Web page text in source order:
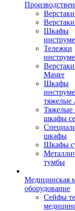
Шкафы
Тележки
Master
Шкафы
тяжелые
Тяжелые
шкафы
шкафы
Шкафы
тумбы
Медицинская
оборудование
Сейфы